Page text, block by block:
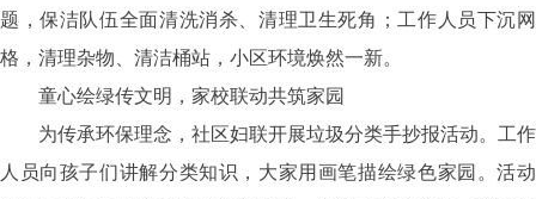
题，保洁队伍全面清洗消杀、清理卫生死角；工作人员下沉网
格，清理杂物、清洁桶站，小区环境焕然一新。
童心绘绿传文明，家校联动共筑家园
为传承环保理念，社区妇联开展垃圾分类手抄报活动。工作
人员向孩子们讲解分类知识，大家用画笔描绘绿色家园。活动